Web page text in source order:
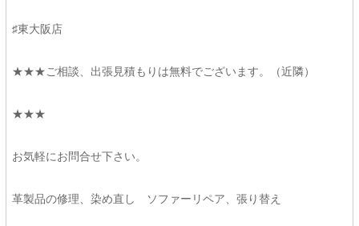
♯東大阪店
★★★ご相談、出張見積もりは無料でございます。（近隣）
★★★
お気軽にお問合せ下さい。
革製品の修理、染め直し ソファーリペア、張り替え